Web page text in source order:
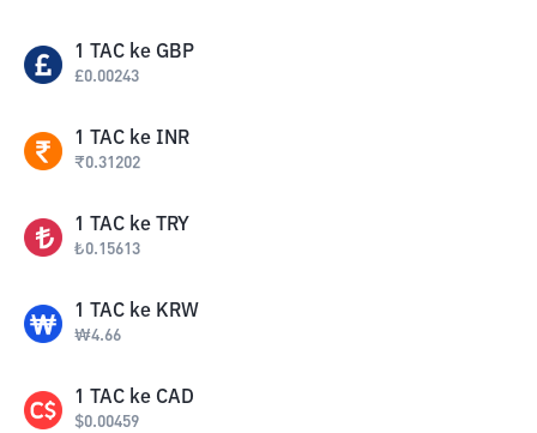
1 TAC ke GBP
£0.00243
1 TAC ke INR
₹0.31202
1 TAC ke TRY
₺0.15613
1 TAC ke KRW
₩4.66
1 TAC ke CAD
$0.00459